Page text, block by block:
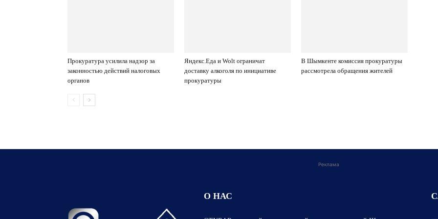
Прокуратура усилила надзор за
законностью действий налоговых
органов
Яндекс.Еда и Wolt ограничат
доставку алкоголя по инициативе
прокуратуры
В Шымкенте комиссия прокуратуры
рассмотрела обращения жителей
Реклама
О НАС